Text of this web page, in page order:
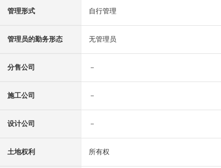
管理形式 自行管理
管理员的勤务形态 无管理员
分售公司 －
施工公司 －
设计公司 －
土地权利 所有权